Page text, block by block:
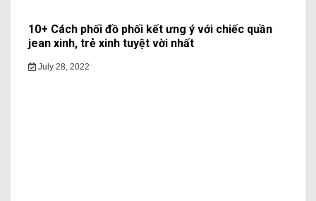
10+ Cách phối đồ phối kết ưng ý với chiếc quần
jean xinh, trẻ xinh tuyệt vời nhất
July 28, 2022